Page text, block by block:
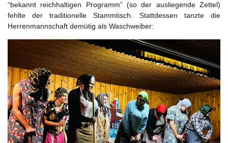
“bekannt reichhaltigen Programm” (so der ausliegende Zettel)
fehlte der traditionelle Stammtisch. Stattdessen tanzte die
Herrenmannschaft demütig als Waschweiber: